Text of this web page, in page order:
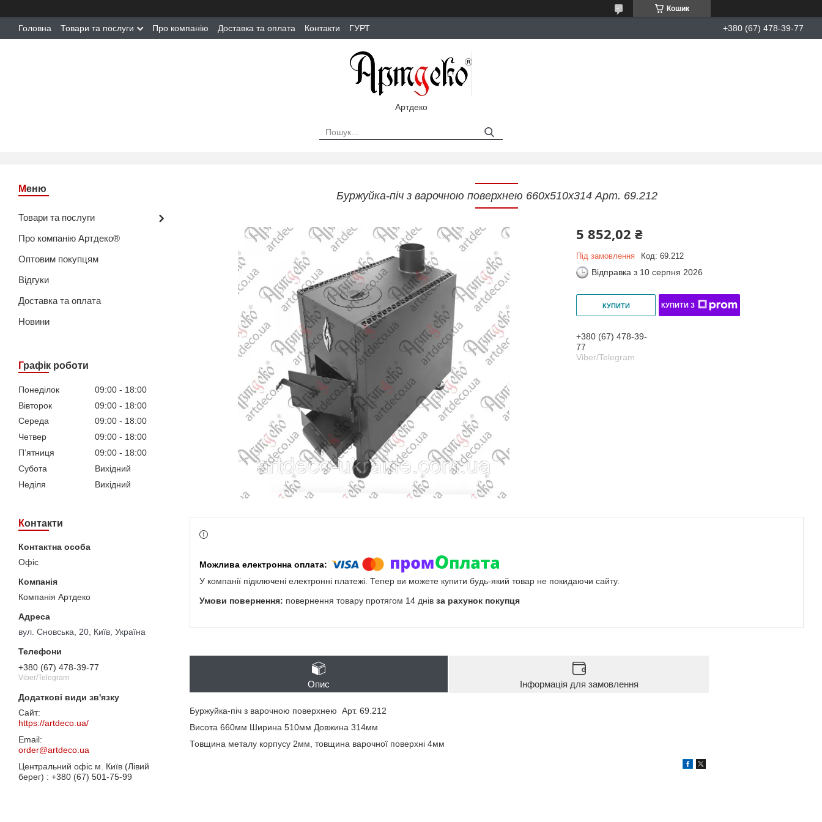
Кошик
Головна Товари та послуги Про компанію Доставка та оплата Контакти ГУРТ +380 (67) 478-39-77
Артдеко
Товари та послуги
Про компанію Артдеко®
Оптовим покупцям
Відгуки
Доставка та оплата
Новини
Графік роботи
Понеділок 09:00
18:00
Вівторок
09:00
18:00
Середа
09:00
18:00
Четвер
09:00
18:00
Пʼятниця
09:00
18:00
Субота
Вихідний
Неділя
Вихідний
Контакти
Офіс
Компанія Артдеко
вул. Сновська, 20, Київ, Україна
+380 (67) 478-39-77
Viber/Telegram
https://artdeco.ua/
order@artdeco.ua
Центральний офіс м. Київ (Лівий
берег)
+380 (67) 501-75-99
Буржуйка-піч з варочною поверхнею 660х510х314 Арт. 69.212
5 852,02 ₴
Під замовлення Код:69.212
Відправка з 10 серпня 2026
КУПИТИ КУПИТИ З
+380 (67) 478-39-
77
Viber/Telegram
У компанії підключені електронні платежі. Тепер ви можете купити будь-який товар не покидаючи сайту.
повернення товару протягом 14 днів за рахунок покупця
Опис Інформація для замовлення
Буржуйка-піч з варочною поверхнею Арт. 69.212
Висота 660мм Ширина 510мм Довжина 314мм
Товщина металу корпусу 2мм, товщина варочної поверхні 4мм